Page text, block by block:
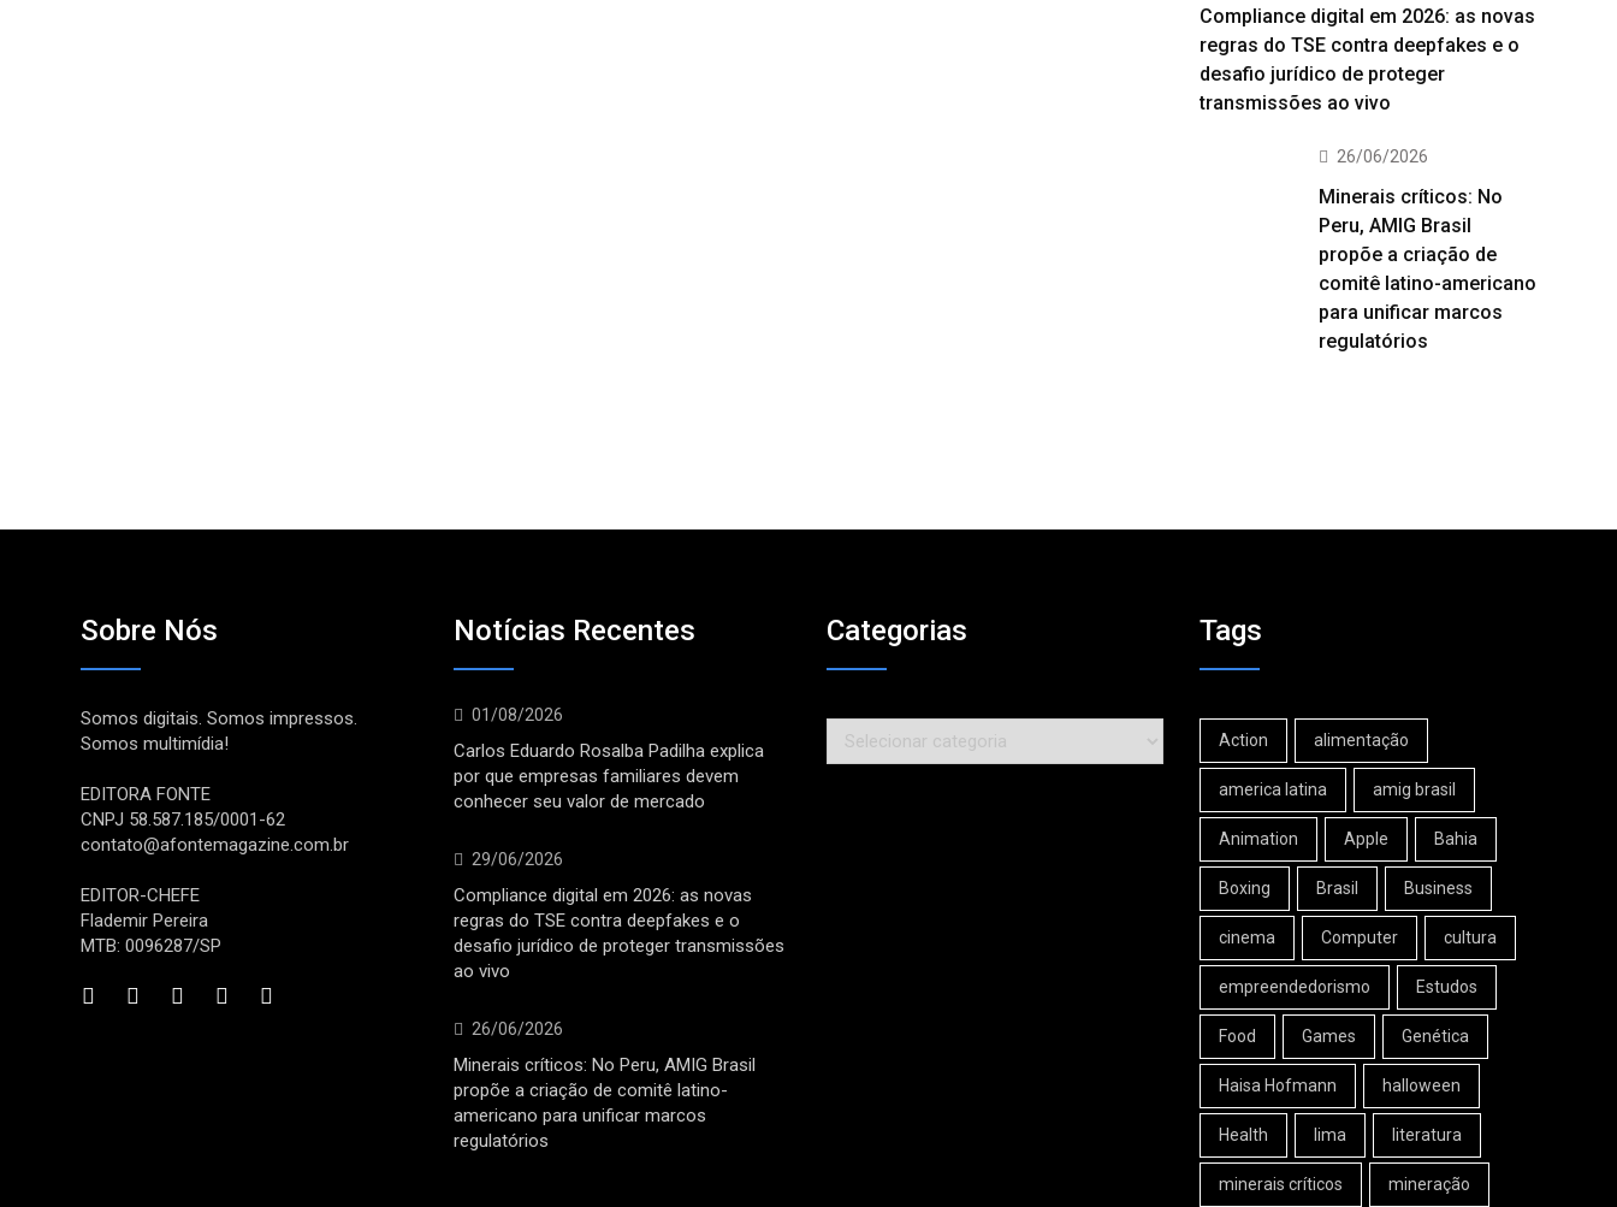
Compliance digital em 2026: as novas
regras do TSE contra deepfakes e o
desafio jurídico de proteger
transmissões ao vivo
26/06/2026
Minerais críticos: No
Peru, AMIG Brasil
propõe a criação de
comitê latino-americano
para unificar marcos
regulatórios
Sobre Nós
Somos digitais. Somos impressos.
Somos multimídia!
EDITORA FONTE
CNPJ 58.587.185/0001-62
contato@afontemagazine.com.br
EDITOR-CHEFE
Flademir Pereira
MTB: 0096287/SP
Notícias Recentes
01/08/2026
Carlos Eduardo Rosalba Padilha explica
por que empresas familiares devem
conhecer seu valor de mercado
29/06/2026
Compliance digital em 2026: as novas
regras do TSE contra deepfakes e o
desafio jurídico de proteger transmissões
ao vivo
26/06/2026
Minerais críticos: No Peru, AMIG Brasil
propõe a criação de comitê latino-
americano para unificar marcos
regulatórios
Categorias
Categorias
Tags
Action alimentação
america latina amig brasil
Animation Apple Bahia
Boxing Brasil Business
cinema Computer cultura
empreendedorismo Estudos
Food Games Genética
Haisa Hofmann halloween
Health lima literatura
minerais críticos mineração